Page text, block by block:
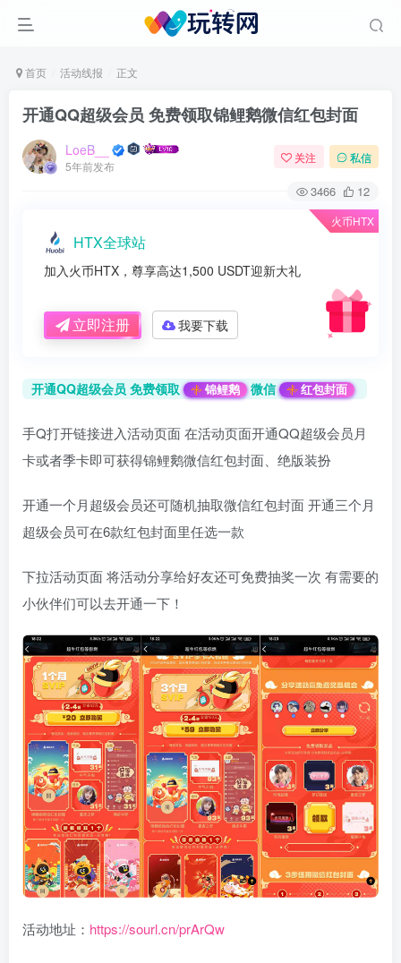
首页 活动线报 正文
开通QQ超级会员 免费领取锦鲤鹅微信红包封面
LoeB__
5年前发布
关注 私信
3466 12
火币HTX
HTX全球站
加入火币HTX，尊享高达1,500 USDT迎新大礼
立即注册 我要下载
开通QQ超级会员 免费领取 锦鲤鹅 微信 红包封面
手Q打开链接进入活动页面 在活动页面开通QQ超级会员月
卡或者季卡即可获得锦鲤鹅微信红包封面、绝版装扮
开通一个月超级会员还可随机抽取微信红包封面 开通三个月
超级会员可在6款红包封面里任选一款
下拉活动页面 将活动分享给好友还可免费抽奖一次 有需要的
小伙伴们可以去开通一下！
活动地址： https://sourl.cn/prArQw